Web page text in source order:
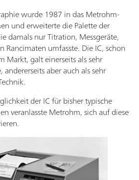
wurde 1987 in das Metrohm-
und erweiterte die Palette der
damals nur Titration, Messgeräte,
umfasste. Die IC, schon
Markt, galt einerseits als sehr
aber auch als sehr
der IC für bisher typische
veranlasste Metrohm, sich auf diese